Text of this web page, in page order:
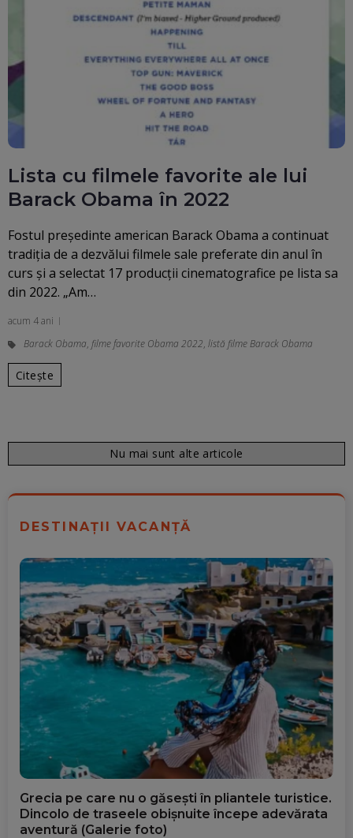
Lista cu filmele favorite ale lui
Barack Obama în 2022
Fostul preşedinte american Barack Obama a continuat
tradiţia de a dezvălui filmele sale preferate din anul în
curs şi a selectat 17 producţii cinematografice pe lista sa
din 2022. „Am…
acum 4 ani
Barack Obama, filme favorite Obama 2022, listă filme Barack Obama
Citește
Nu mai sunt alte articole
DESTINAȚII VACANȚĂ
Grecia pe care nu o găsești în pliantele turistice.
Dincolo de traseele obișnuite începe adevărata
aventură (Galerie foto)